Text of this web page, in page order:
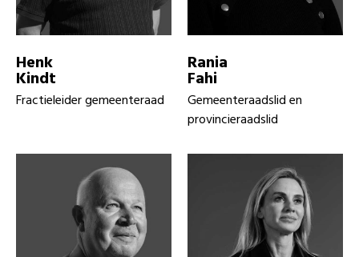
Henk
Kindt
Fractieleider gemeenteraad
Rania
Fahi
Gemeenteraadslid en
provincieraadslid